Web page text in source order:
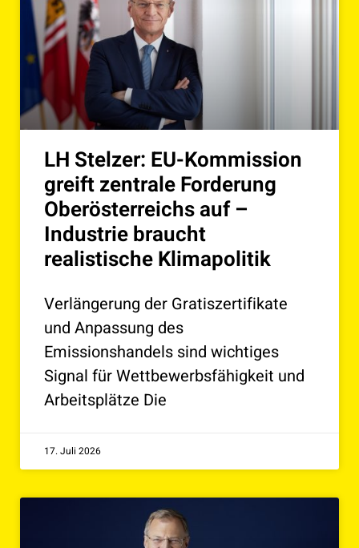
LH Stelzer: EU-Kommission
greift zentrale Forderung
Oberösterreichs auf –
Industrie braucht
realistische Klimapolitik
Verlängerung der Gratiszertifikate
und Anpassung des
Emissionshandels sind wichtiges
Signal für Wettbewerbsfähigkeit und
Arbeitsplätze Die
17. Juli 2026